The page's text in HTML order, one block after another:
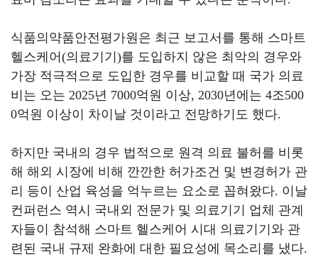
식품의약품안전평가원은 최근 보고서를 통해 스마트
헬스케어 (의료기기 )를 도입하지 않은 최악의 경우와
가장 적극적으로 도입한 경우를 비교할 때 국가 의료
비는 오는 2025년 7000억원 이상, 2030년에는 4조500
0억원 이상이 차이날 것이라고 전망하기도 했다.
하지만 국내의 경우 법적으로 원격 의료 불허를 비롯
해 해외 시장에 비해 깐깐한 허가조건 및 변경허가 관
리 등이 산업 육성을 억누르는 요소로 꼽혀왔다. 이날
컨퍼런스 역시 국내외 전문가 및 의료기기 업체 관계
자들이 참석해 스마트 헬스케어 시대 의료기기와 관
련된 국내 규제 완화에 대한 필요성에 목소리를 냈다.